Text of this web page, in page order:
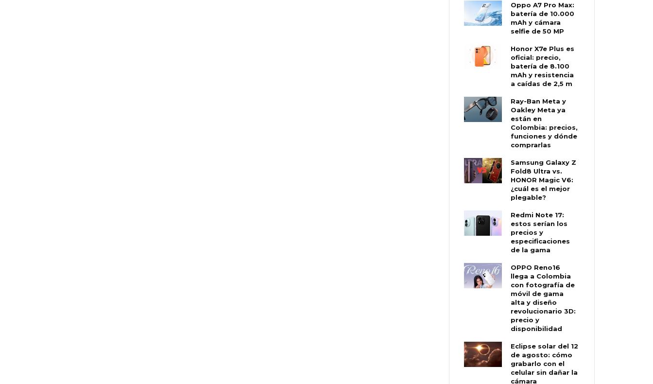
Oppo A7 Pro Max:
batería de 10.000
mAh y cámara
selfie de 50 MP
Honor X7e Plus es
oficial: precio,
batería de 8.100
mAh y resistencia
a caídas de 2,5 m
Ray-Ban Meta y
Oakley Meta ya
están en
Colombia: precios,
funciones y dónde
comprarlas
Samsung Galaxy Z
Fold8 Ultra vs.
HONOR Magic V6:
¿cuál es el mejor
plegable?
Redmi Note 17:
estos serían los
precios y
especificaciones
de la gama
OPPO Reno16
llega a Colombia
con fotografía de
móvil de gama
alta y diseño
revolucionario 3D:
precio y
disponibilidad
Eclipse solar del 12
de agosto: cómo
grabarlo con el
celular sin dañar la
cámara